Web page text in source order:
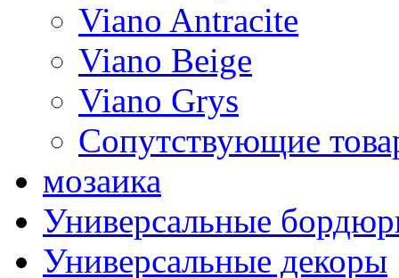
Viano Antracite
Viano Beige
Viano Grys
Сопутствующие
мозаика
Универсальные
Универсальные декоры